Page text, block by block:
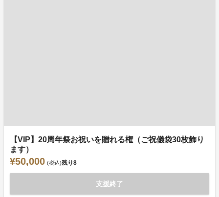
【VIP】20周年祭お祝いを贈れる権（ご祝儀袋30枚飾り
ます）
¥50,000 (税込)残り8
支援終了